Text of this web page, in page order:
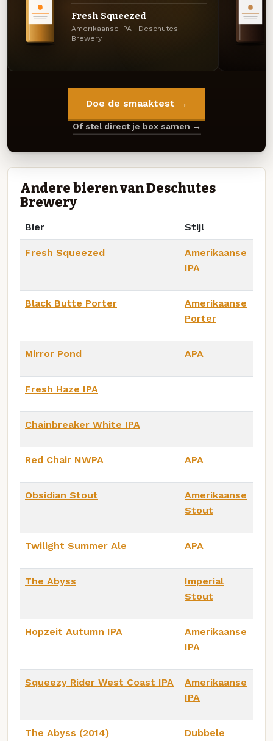
Fresh Squeezed
Amerikaanse IPA · Deschutes
Brewery
Doe de smaaktest →
Of stel direct je box samen →
Andere bieren van Deschutes
Brewery
Bier Stijl
Fresh Squeezed
Amerikaanse
IPA
Black Butte Porter
Amerikaanse
Porter
Mirror Pond APA
Fresh Haze IPA
Chainbreaker White IPA
Red Chair NWPA APA
Obsidian Stout
Amerikaanse
Stout
Twilight Summer Ale APA
The Abyss
Imperial
Stout
Hopzeit Autumn IPA
Amerikaanse
IPA
Squeezy Rider West Coast IPA
Amerikaanse
IPA
The Abyss (2014)
Dubbele